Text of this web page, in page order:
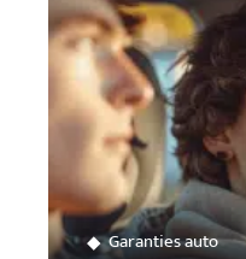
Garanties auto